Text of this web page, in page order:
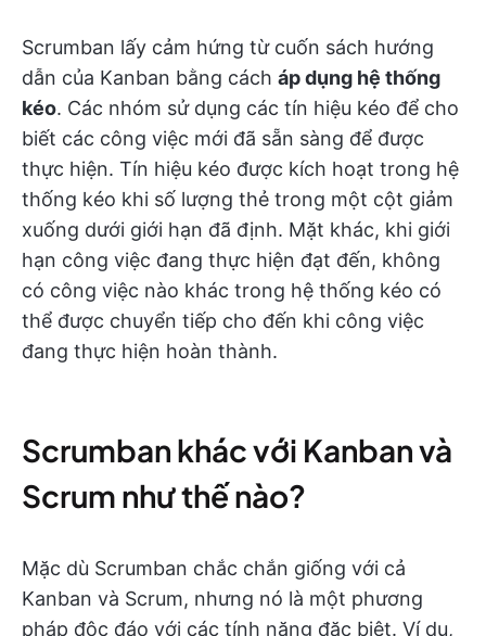
Scrumban lấy cảm hứng từ cuốn sách hướng
dẫn của Kanban bằng cách áp dụng hệ thống
kéo. Các nhóm sử dụng các tín hiệu kéo để cho
biết các công việc mới đã sẵn sàng để được
thực hiện. Tín hiệu kéo được kích hoạt trong hệ
thống kéo khi số lượng thẻ trong một cột giảm
xuống dưới giới hạn đã định. Mặt khác, khi giới
hạn công việc đang thực hiện đạt đến, không
có công việc nào khác trong hệ thống kéo có
thể được chuyển tiếp cho đến khi công việc
đang thực hiện hoàn thành.
Scrumban khác với Kanban và
Scrum như thế nào?
Mặc dù Scrumban chắc chắn giống với cả
Kanban và Scrum, nhưng nó là một phương
pháp độc đáo với các tính năng đặc biệt. Ví dụ,